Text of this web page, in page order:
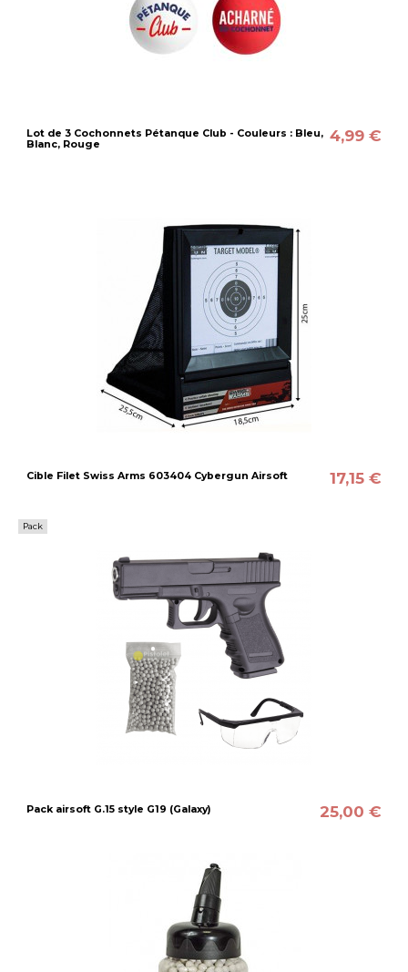
Lot de 3 Cochonnets Pétanque Club - Couleurs : Bleu,
Blanc, Rouge
4,99 €
Cible Filet Swiss Arms 603404 Cybergun Airsoft 17,15 €
Pack
Pack airsoft G.15 style G19 (Galaxy) 25,00 €